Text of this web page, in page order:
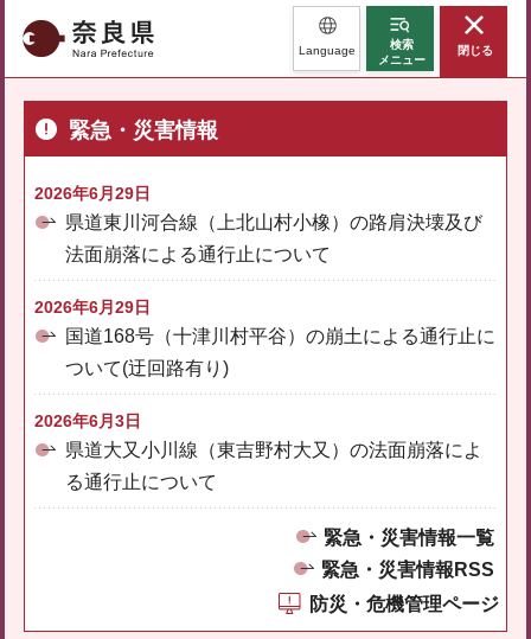
奈良県 Language
検索
メニュー
閉じる
緊急・災害情報
2026年6月29日
県道東川河合線（上北山村小橡）の路肩決壊及び
法面崩落による通行止について
2026年6月29日
国道168号（十津川村平谷）の崩土による通行止に
ついて(迂回路有り)
2026年6月3日
県道大又小川線（東吉野村大又）の法面崩落によ
る通行止について
緊急・災害情報一覧
緊急・災害情報RSS
防災・危機管理ページ